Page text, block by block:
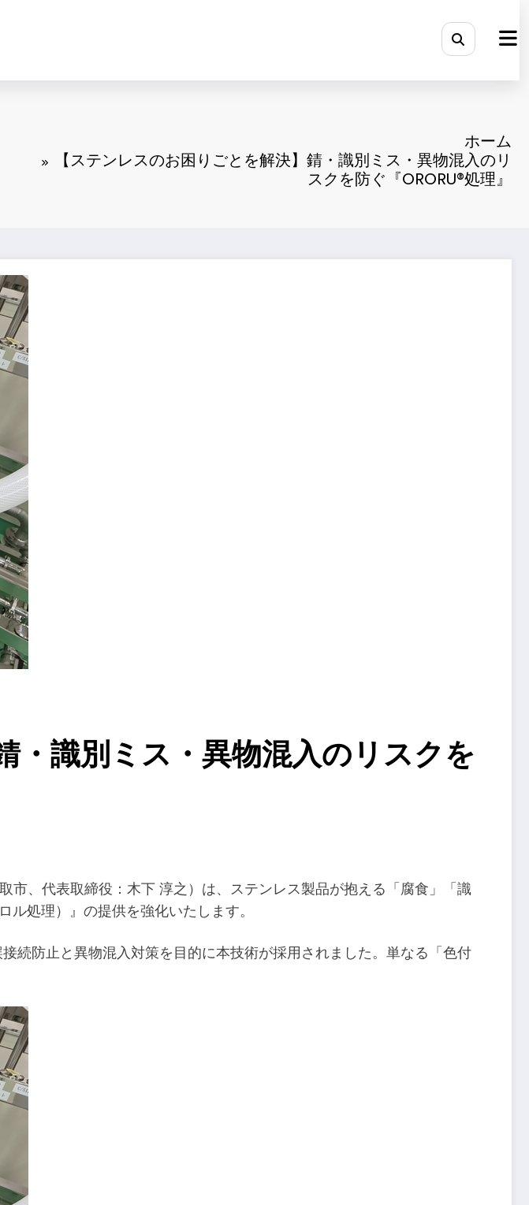
ホーム
【ステンレスのお困りごとを解決】錆・識別ミス・異物混入のリ
スクを防ぐ『ORORU®処理』
・識別ミス・異物混入のリスクを
、代表取締役：木下 淳之）は、ステンレス製品が抱える「腐食」「識
処理）』の提供を強化いたします。
続防止と異物混入対策を目的に本技術が採用されました。単なる「色付